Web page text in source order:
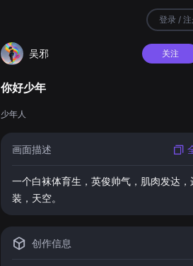
登录 /
吴邪 关注
你好少年
少年人
画面描述
一个白袜体育生 ， 英俊帅气 ， 肌肉发达 ，
装 ， 天空。
创作信息